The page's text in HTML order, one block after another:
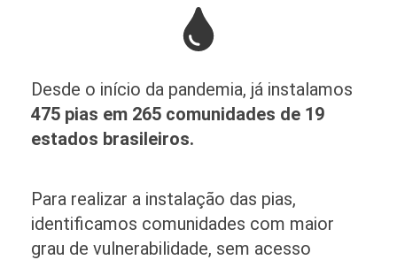
Desde o início da pandemia, já instalamos
475 pias em 265 comunidades de 19
estados brasileiros.
Para realizar a instalação das pias,
identificamos comunidades com maior
grau de vulnerabilidade, sem acesso